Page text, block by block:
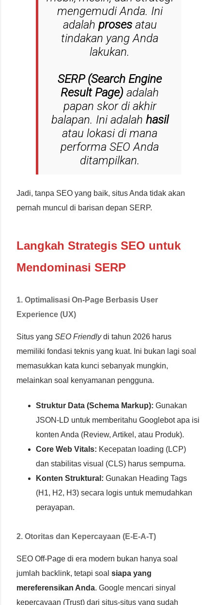
mengemudi Anda. Ini
adalah prosesatau
tindakan yang Anda
lakukan.
SERP (Search Engine
Result Page) adalah
papan skor di akhir
balapan. Ini adalah hasil
atau lokasi di mana
performa SEO Anda
ditampilkan.
Jadi, tanpa SEO yang baik, situs Anda tidak akan
pernah muncul di barisan depan SERP.
Langkah Strategis SEO untuk
Mendominasi SERP
1. Optimalisasi On-Page Berbasis User
Experience (UX)
Situs yang SEO Friendlydi tahun 2026 harus
memiliki fondasi teknis yang kuat. Ini bukan lagi soal
memasukkan kata kunci sebanyak mungkin,
melainkan soal kenyamanan pengguna.
Struktur Data (Schema Markup): Gunakan
JSON-LD untuk memberitahu Googlebot apa isi
konten Anda (Review, Artikel, atau Produk).
Core Web Vitals: Kecepatan loading (LCP)
dan stabilitas visual (CLS) harus sempurna.
Konten Struktural: Gunakan Heading Tags
(H1, H2, H3) secara logis untuk memudahkan
perayapan.
2. Otoritas dan Kepercayaan (E-E-A-T)
SEO Off-Page di era modern bukan hanya soal
jumlah backlink, tetapi soal siapa yang
mereferensikan Anda. Google mencari sinyal
kepercayaan (Trust) dari situs-situs yang sudah